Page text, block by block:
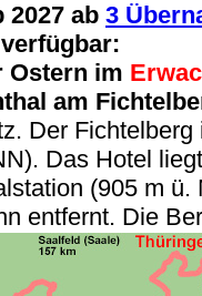
2027 ab 3
verfügbar:
Ostern im
am
Der
Das Hotel
(905 m
entfernt. Die